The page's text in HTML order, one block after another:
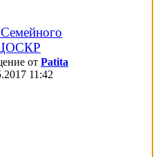
от Patita
11:42